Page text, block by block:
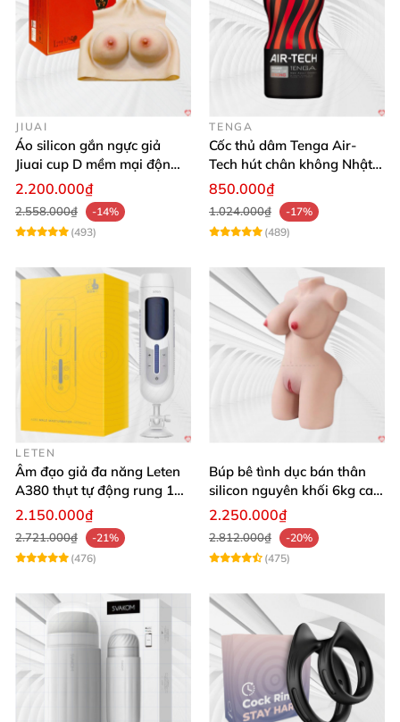
JIUAI
Áo silicon gắn ngực giả
Jiuai cup D mềm mại độn
ngực tự nhiên cho nam
2.200.000₫
2.558.000₫
-14%
(493)
TENGA
Cốc thủ dâm Tenga Air-
Tech hút chân không Nhật
Bản, silicone an toàn
850.000₫
1.024.000₫
-17%
(489)
LETEN
Âm đạo giả đa năng Leten
A380 thụt tự động rung 10
chế độ
2.150.000₫
2.721.000₫
-21%
(476)
Búp bê tình dục bán thân
silicon nguyên khối 6kg cao
cấp giá rẻ
2.250.000₫
2.812.000₫
-20%
(475)